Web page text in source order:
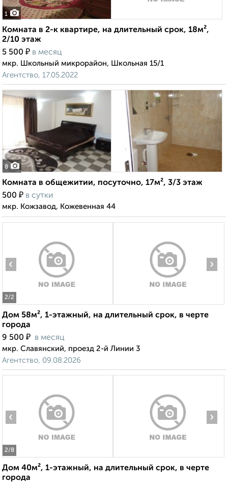
1
Комната в 2-к квартире, на длительный срок, 18м²,
2/10 этаж
5 500 ₽ в месяц
мкр. Школьный микрорайон, Школьная 15/1
Агентство, 17.05.2022
8
Комната в общежитии, посуточно, 17м², 3/3 этаж
500 ₽ в сутки
мкр. Кожзавод, Кожевенная 44
2/2
‹ ›
Дом 58м², 1-этажный, на длительный срок, в черте
города
9 500 ₽ в месяц
мкр. Славянский, проезд 2-й Линии 3
Агентство, 09.08.2026
2/8
‹ ›
Дом 40м², 1-этажный, на длительный срок, в черте
города